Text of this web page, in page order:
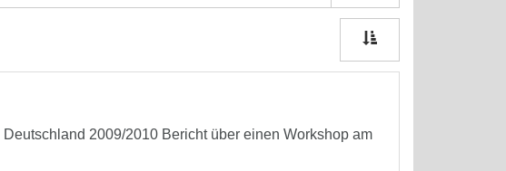
2009/2010 Bericht über einen Workshop am